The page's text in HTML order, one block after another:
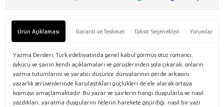
Ürün Açıklaması Garanti ve Teslimat Taksit Seçenekleri Yorumlar
Yazma Dersleri, Türk edebiyatında genel kabul görmüş otuz romancı,
öykücü ve şairin kendi açıklamaları ve görüşlerinden yola çıkarak; onların
yazma tutumlarını ve yaratıcı düşünce dünyalarının perde arkasını,
yazarlık serüvenlerinde karşılaştıkları güçlükleri de ele alarak ortaya
koymayı amaçlamaktadır. Bu yazar ve şairlerin hangi duygularla ve nasıl
yazdıkları, yaratma duygularını nelerin harekete geçirdiği, nasıl bir yazı